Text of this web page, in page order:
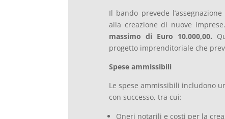
Il bando prevede
alla creazione di nuove
massimo di Euro 10.000,00.
progetto imprenditoriale che
Spese ammissibili
Le spese ammissibili includono
con successo, tra cui:
Oneri notarili e costi per la